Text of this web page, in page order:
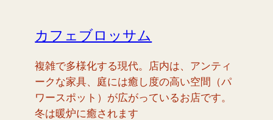
カフェブロッサム
複雑で多様化する現代。店内は、アンティ
ークな家具、庭には癒し度の高い空間（パ
ワースポット）が広がっているお店です。
冬は暖炉に癒されます